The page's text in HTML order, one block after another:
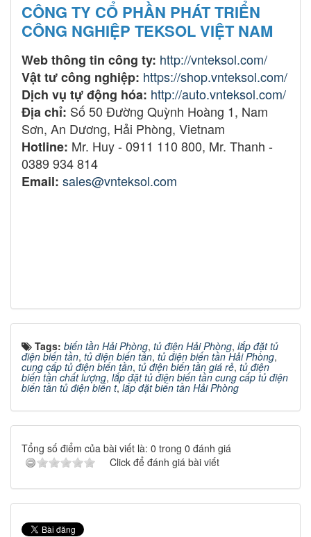
CÔNG TY CỔ PHẦN PHÁT TRIỂN
CÔNG NGHIỆP TEKSOL VIỆT NAM
Web thông tin công ty: http://vnteksol.com/
Vật tư công nghiệp: https://shop.vnteksol.com/
Dịch vụ tự động hóa: http://auto.vnteksol.com/
Địa chỉ: Số 50 Đường Quỳnh Hoàng 1, Nam
Sơn, An Dương, Hải Phòng, Vietnam
Hotline: Mr. Huy - 0911 110 800, Mr. Thanh -
0389 934 814
Email: sales@vnteksol.com
Tags: biến tần Hải Phòng, tủ điện Hải Phòng, lắp đặt tủ
điện biến tần, tủ điện biến tần, tủ điện biến tần Hải Phòng,
cung cấp tủ điện biến tần, tủ điện biến tần giá rẻ, tủ điện
biến tần chất lượng, lắp đặt tủ điện biến tần cung cấp tủ điện
biến tần tủ điện biến t,lắp đặt biến tần Hải Phòng
Tổng số điểm của bài viết là: 0 trong 0 đánh giá
Click để đánh giá bài viết